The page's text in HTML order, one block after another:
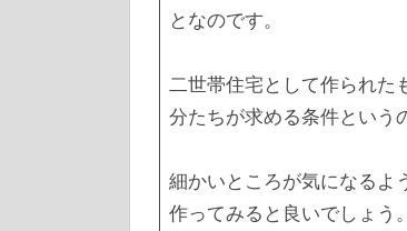
となのです。
二世帯住宅として作られた
分たちが求める条件という
細かいところが気になるよ
作ってみると良いでしょう